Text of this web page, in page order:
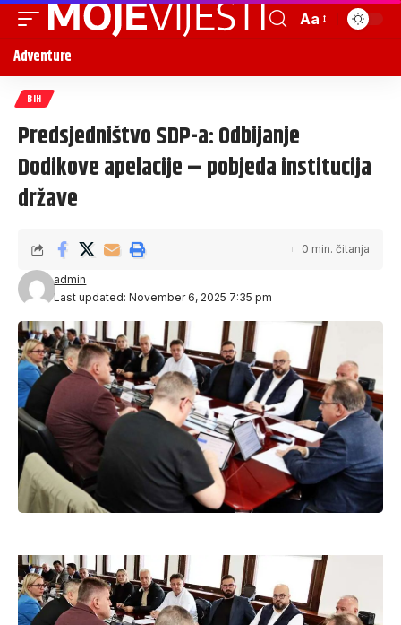
Aa
Adventure
BIH
Predsjedništvo SDP-a: Odbijanje
Dodikove apelacije – pobjeda institucija
države
Last updated: November 6, 2025 7:35 pm
admin
0 min. čitanja